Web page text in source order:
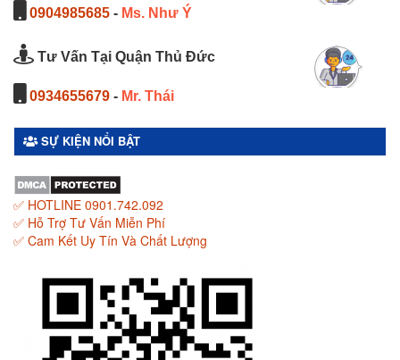
0904985685 - Ms. Như Ý
Tư Vấn Tại Quận Thủ Đức
0934655679 - Mr. Thái
SỰ KIỆN NỔI BẬT
✅ HOTLINE 0901.742.092
✅ Hỗ Trợ Tư Vấn Miễn Phí
✅ Cam Kết Uy Tín Và Chất Lượng